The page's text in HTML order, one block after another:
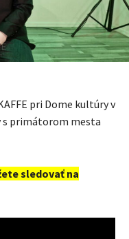
pri Dome kultúry v
s primátorom mesta
sledovať na